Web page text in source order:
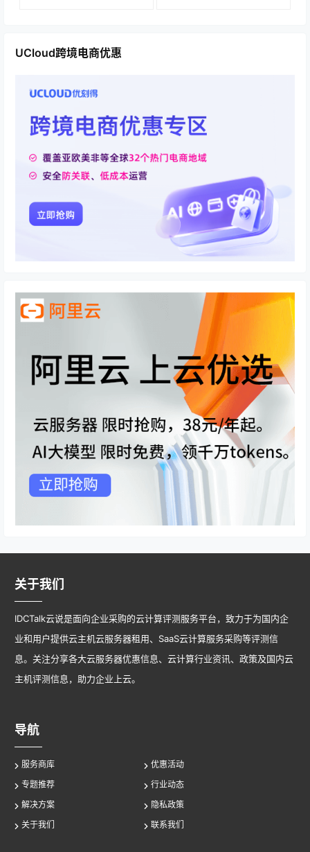
UCloud跨境电商优惠
关于我们
IDCTalk云说是面向企业采购的云计算评测服务平台，致力于为国内企
业和用户提供云主机云服务器租用、SaaS云计算服务采购等评测信
息。关注分享各大云服务器优惠信息、云计算行业资讯、政策及国内云
主机评测信息，助力企业上云。
导航
服务商库
优惠活动
专题推荐
行业动态
解决方案
隐私政策
关于我们
联系我们